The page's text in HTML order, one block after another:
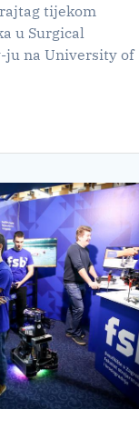
tijekom
u Surgical
ju na University of